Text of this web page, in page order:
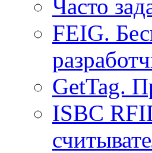
Часто
FEIG.
GetTag.
ISBC